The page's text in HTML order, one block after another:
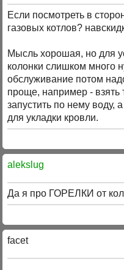
Если посмотреть в
газовых котлов?
Мысль хорошая, но для
колонки слишком много
обслуживание потом
проще, например - взять
запустить по нему воду,
для укладки кровли.
alekslug
Да я про ГОРЕЛКИ от
facet